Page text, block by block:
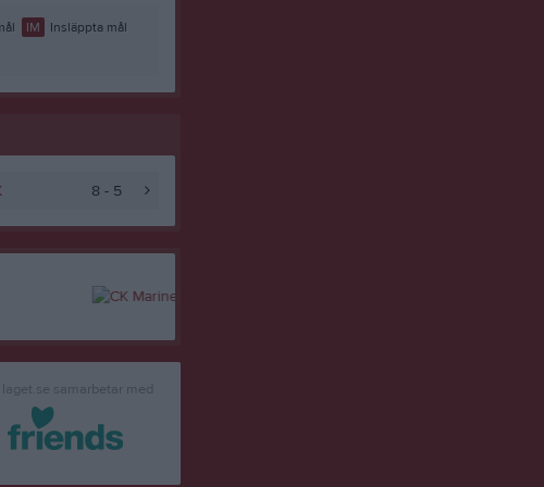
IM
Insläppta mål
8 - 5
laget.se samarbetar med